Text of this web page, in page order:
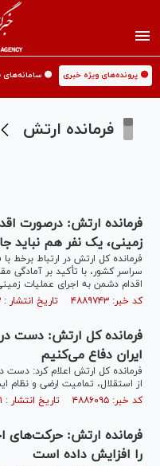
🟡 پرونده‌های ویژه خبری 🟡
فرمانده ارتش
فرمانده ارتش: درصورت
زمینی، یک نفر هم نباید
فرمانده کل ارتش در ارتباط برخط با
سراسر کشور، با تأکید بر آمادگی
اقدام دشمن به اجرای عملیات
کد خبر: ۴۸۸۹۷۴۳ تاریخ انتشار : ۱۴۰۵/۰۱/۱۳
فرمانده کل ارتش: دست
ایران دفاع می‌کنیم
فرمانده کل ارتش اعلام کرد: دست
از استقلال، تمامیت ارضی و نظام
کد خبر: ۴۸۸۶۰۹۵ تاریخ انتشار : ۱۴۰۴/۱۲/۲۱
فرمانده ارتش: حرکت‌های
را افزایش داده است